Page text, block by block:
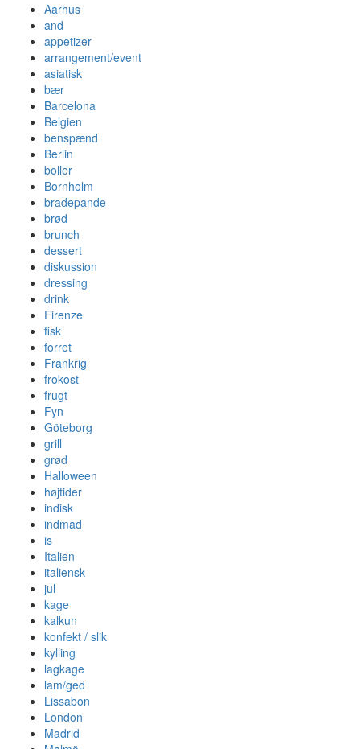
Aarhus
and
appetizer
arrangement/event
asiatisk
bær
Barcelona
Belgien
benspænd
Berlin
boller
Bornholm
bradepande
brød
brunch
dessert
diskussion
dressing
drink
Firenze
fisk
forret
Frankrig
frokost
frugt
Fyn
Göteborg
grill
grød
Halloween
højtider
indisk
indmad
is
Italien
italiensk
jul
kage
kalkun
konfekt / slik
kylling
lagkage
lam/ged
Lissabon
London
Madrid